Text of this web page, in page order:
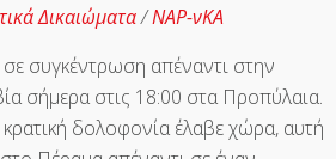
Δικαιώματα/ΝΑΡ-νΚΑ
συγκέντρωση απέναντι στην
σήμερα στις 18:00 στα Προπύλαια.
δολοφονία έλαβε χώρα, αυτή